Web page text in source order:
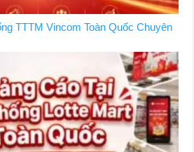
TTTM Vincom Toàn Quốc Chuyên